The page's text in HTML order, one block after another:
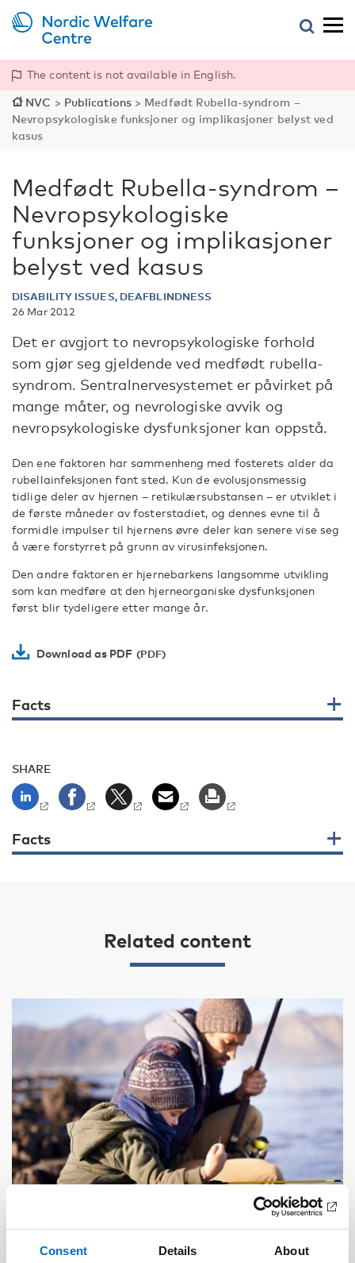
Consent Details About
The content is not available in English.
NVC > Publications> Medfødt Rubella-syndrom –
Nevropsykologiske funksjoner og implikasjoner belyst ved
kasus
Medfødt Rubella-syndrom –
Nevropsykologiske
funksjoner og implikasjoner
belyst ved kasus
DISABILITY ISSUES, DEAFBLINDNESS
26 Mar 2012
Det er avgjort to nevropsykologiske forhold
som gjør seg gjeldende ved medfødt rubella-
syndrom. Sentralnervesystemet er påvirket på
mange måter, og nevrologiske avvik og
nevropsykologiske dysfunksjoner kan oppstå.
Den ene faktoren har sammenheng med fosterets alder da
rubellainfeksjonen fant sted. Kun de evolusjonsmessig
tidlige deler av hjernen – retikulærsubstansen – er utviklet i
de første måneder av fosterstadiet, og dennes evne til å
formidle impulser til hjernens øvre deler kan senere vise seg
å være forstyrret på grunn av virusinfeksjonen.
Den andre faktoren er hjernebarkens langsomme utvikling
som kan medføre at den hjerneorganiske dysfunksjonen
først blir tydeligere etter mange år.
Download as PDF
Facts
SHARE
Facts
Related content